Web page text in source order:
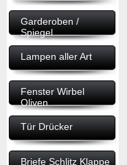
Garderoben /
Spiegel
Lampen aller Art
Fenster Wirbel
Oliven
Tür Drücker
Briefe Schlitz Klappe